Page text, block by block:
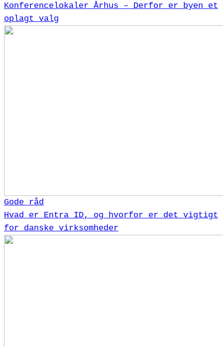
Konferencelokaler Århus – Derfor er byen et
oplagt valg
Gode råd
Hvad er Entra ID, og hvorfor er det vigtigt
for danske virksomheder